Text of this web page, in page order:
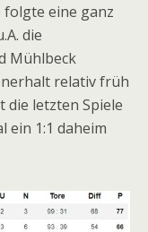
eine ganz
die
Mühlbeck
relativ früh
letzten Spiele
ein 1:1 daheim